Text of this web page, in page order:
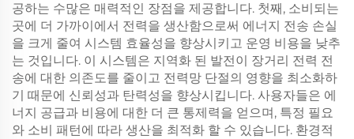
공하는 수많은 매력적인 장점을 제공합니다. 첫째, 소비되는
곳에 더 가까이에서 전력을 생산함으로써 에너지 전송 손실
을 크게 줄여 시스템 효율성을 향상시키고 운영 비용을 낮추
는 것입니다. 이 시스템은 지역화 된 발전이 장거리 전력 전
송에 대한 의존도를 줄이고 전력망 단절의 영향을 최소화하
기 때문에 신뢰성과 탄력성을 향상시킵니다. 사용자들은 에
너지 공급과 비용에 대한 더 큰 통제력을 얻으며, 특정 필요
와 소비 패턴에 따라 생산을 최적화 할 수 있습니다. 환경적